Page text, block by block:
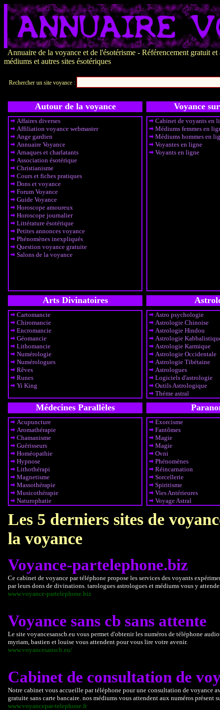
Annuaire de la voyance et de l'ésotérisme - Référencement gratuit
médiums et autres sites ésotériques
Rechercher un site voyance :
Autour de la voyance Voyance
Affaires diverses
Affiliation voyance webmaster
Ange gardien
Annuaire Voyance
Arnaques et charlatants
Association ésotérique
Christianisme
Cours et fiches pratiques
Dons et voyance
Forum Voyance
Guide Voyance
Horoscope amoureux
Horoscope journalier
Littérature ésotérique
Petites annonces voyance
Phénomènes inexpliqués
Question voyance gratuite
Salons de la voyance
Cabinet de voyants en
Médiums femmes en
Médiums hommes en
Voyantes en ligne
Voyants en ligne
Arts Divinatoires
Cartomancie
Chiromancie
Encromancie
Géomancie
Lithomancie
Numérologie
Numérologues
Rêves
Runes
Yi King
Astro psychologie
Astrologie Chinoise
Astrologie Hindou
Astrologie
Astrologie Karmique
Astrologie Occidentale
Astrologie Tibétaine
Astrologues
Logiciels d'astrologie
Outils Astrologique
Théme astral
Médecines Parallèles
Acupuncture
Aromathérapie
Chamanisme
Guérisseurs
Homéopathie
Hypnose
Lithothérapi
Magnetisme
Massothérapie
Musicothérapie
Naturophatie
Exorcisme
Fantômes
Magie
Magie
Ovni
Phénomènes
Réincarnation
Sorcellerie
Spiritisme
Vies Antérieures
Voyage Astral
Les 5 derniers sites de
la voyance
Voyance-partelephone.biz
Ce cabinet de voyance par téléphone propose les services des voyants
par leurs dons de divinations. tarologues astrologues et médiums vous y
www.voyance-partelephone.biz
Voyance sans cb sans attente
Le site voyancesanscb.eu vous permet d'obtenir les numéros de téléphone
myriam, bastien et louise vous attendent pour vous lire votre avenir.
www.voyancesanscb.eu/
Cabinet de consultation de
Notre cabinet vous accueille par téléphone pour une consultation de voyance
gratuite sans carte bancaire. nos médiums vous attendent aux numéros présent
www.voyancepar-telephone.fr